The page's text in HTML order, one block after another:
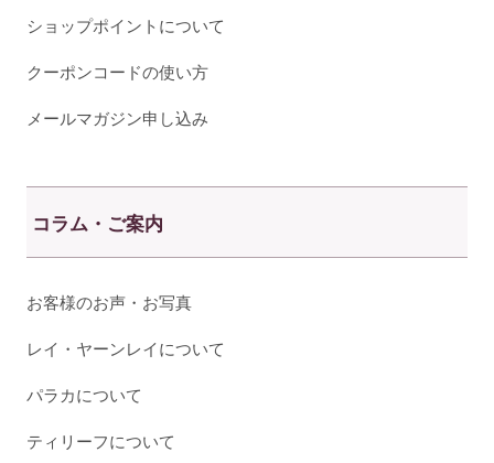
ショップポイントについて
クーポンコードの使い方
メールマガジン申し込み
コラム・ご案内
お客様のお声・お写真
レイ・ヤーンレイについて
パラカについて
ティリーフについて